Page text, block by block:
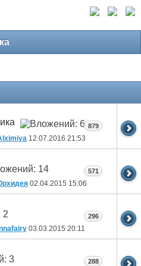
12.07.2016 21:53
879
02.04.2015 15:06
571
03.03.2015 20:11
296
288